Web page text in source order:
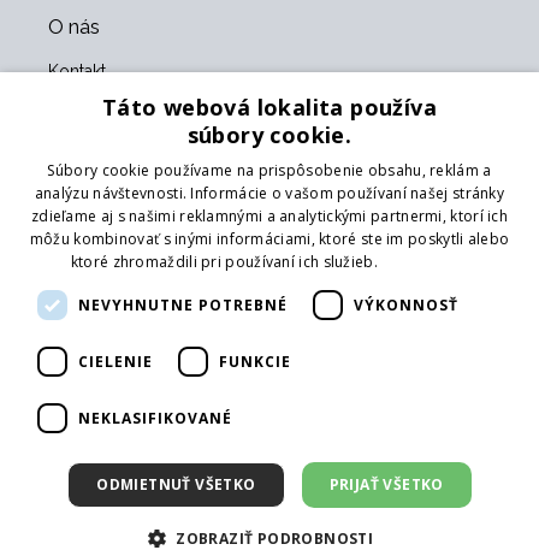
O nás
Kontakt
Obchodné podmienky
Naši partneri
Formulár na vrátenie tovaru
Vrátenie tovaru
Doprava
Sledujte nás
Prihlásiť mailing
Táto webová lokalita používa
súbory cookie.
Súbory cookie používame na prispôsobenie obsahu, reklám a
analýzu návštevnosti. Informácie o vašom používaní našej stránky
zdieľame aj s našimi reklamnými a analytickými partnermi, ktorí ich
môžu kombinovať s inými informáciami, ktoré ste im poskytli alebo
ktoré zhromaždili pri používaní ich služieb.
NEVYHNUTNE POTREBNÉ VÝKONNOSŤ
CIELENIE FUNKCIE
NEKLASIFIKOVANÉ
PRIJAŤ VŠETKO
ODMIETNUŤ VŠETKO
ZOBRAZIŤ PODROBNOSTI